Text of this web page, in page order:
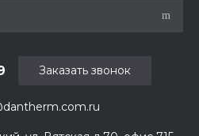
Заказать звонок